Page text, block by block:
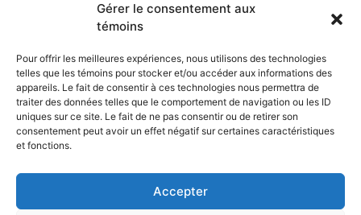
Gérer le consentement aux
témoins
Pour offrir les meilleures expériences, nous utilisons des technologies
telles que les témoins pour stocker et/ou accéder aux informations des
appareils. Le fait de consentir à ces technologies nous permettra de
traiter des données telles que le comportement de navigation ou les ID
uniques sur ce site. Le fait de ne pas consentir ou de retirer son
consentement peut avoir un effet négatif sur certaines caractéristiques
et fonctions.
Accepter
Les éditeurs
Les experts et collaborateurs